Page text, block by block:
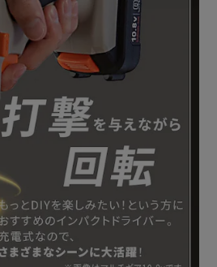
使用したときのものです。
れ味などの作業条件により異なり
く)
さ約21